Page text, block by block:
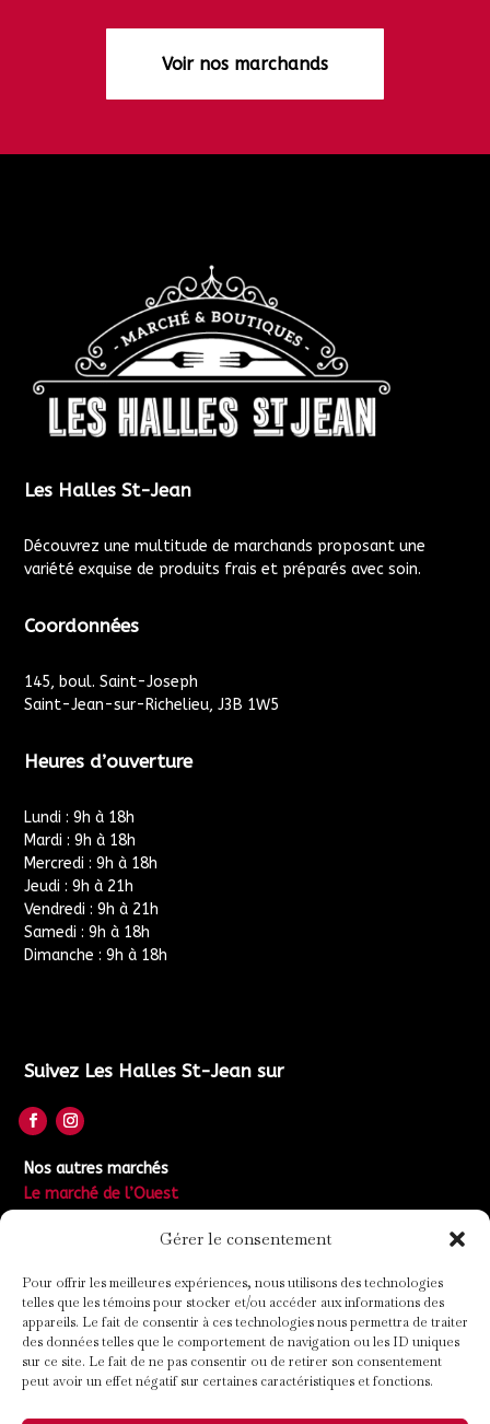
Gérer le consentement
Pour offrir les meilleures expériences, nous utilisons des technologies
telles que les témoins pour stocker et/ou accéder aux informations des
appareils. Le fait de consentir à ces technologies nous permettra de traiter
des données telles que le comportement de navigation ou les ID uniques
sur ce site. Le fait de ne pas consentir ou de retirer son consentement
peut avoir un effet négatif sur certaines caractéristiques et fonctions.
Voir nos marchands
Les Halles St-Jean
Découvrez une multitude de marchands proposant une
variété exquise de produits frais et préparés avec soin.
Coordonnées
145, boul. Saint-Joseph
Saint-Jean-sur-Richelieu, J3B 1W5
Heures d’ouverture
Lundi : 9h à 18h
Mardi : 9h à 18h
Mercredi : 9h à 18h
Jeudi : 9h à 21h
Vendredi : 9h à 21h
Samedi : 9h à 18h
Dimanche : 9h à 18h
Suivez Les Halles St-Jean sur
Nos autres marchés
Le marché de l’Ouest
Rejoignez la communauté des Halles
Rejoindre